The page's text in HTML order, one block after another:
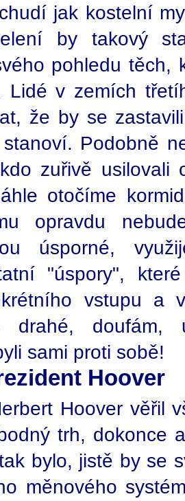
jak kostelní
by takový
pohledu těch,
Lidé v zemích
že by se
Podobně
zuřivě usilovali
otočíme
opravdu
úsporné,
"úspory",
vstupu a
drahé, doufám,
sami proti sobě!
Hoover
Hoover věřil
trh, dokonce
bylo, jistě by se
měnového